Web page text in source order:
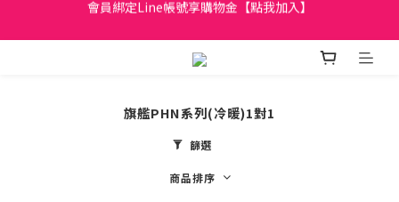
旗艦PHN系列(冷暖)1對1
篩選
商品排序